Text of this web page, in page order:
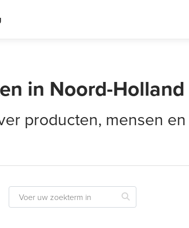
in Noord-Holland
producten, mensen